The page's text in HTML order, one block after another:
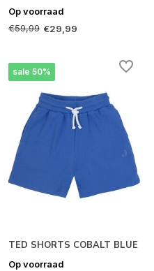
Op voorraad
€59,99 €29,99
sale 50%
TED SHORTS COBALT BLUE
Op voorraad